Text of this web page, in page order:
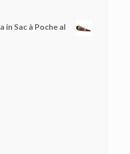
in Sac à Poche al